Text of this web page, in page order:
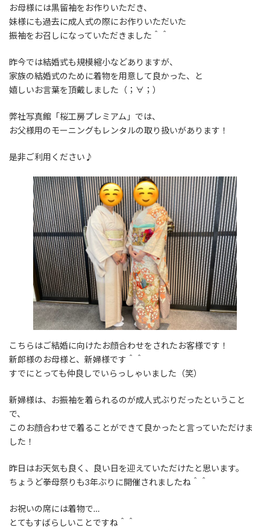
お母様には黒留袖をお作りいただき、
妹様にも過去に成人式の際にお作りいただいた
振袖をお召しになっていただきました＾＾
昨今では結婚式も規模縮小などありますが、
家族の結婚式のために着物を用意して良かった、と
嬉しいお言葉を頂戴しました（；∀；）
弊社写真館「桜工房プレミアム」では、
お父様用のモーニングもレンタルの取り扱いがあります！
是非ご利用ください♪
こちらはご結婚に向けたお顔合わせをされたお客様です！
新郎様のお母様と、新婦様です＾＾
すでにとっても仲良しでいらっしゃいました（笑）
新婦様は、お振袖を着られるのが成人式ぶりだったということ
で、
このお顔合わせで着ることができて良かったと言っていただけま
した！
昨日はお天気も良く、良い日を迎えていただけたと思います。
ちょうど拳母祭りも3年ぶりに開催されましたね＾＾
お祝いの席には着物で…
とてもすばらしいことですね＾＾